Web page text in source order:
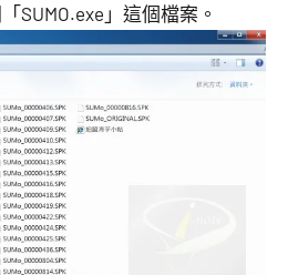
SUMO.exe」這個檔案。